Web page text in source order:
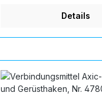
Details